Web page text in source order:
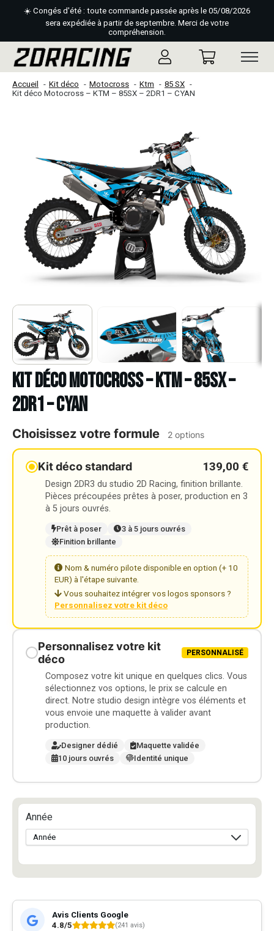
☀️ Congés d'été : toute commande passée après le 05/08/2026
sera expédiée à partir de septembre. Merci de votre
compréhension.
Accueil Kit déco Motocross Ktm
85 SX
Kit déco Motocross – KTM – 85SX – 2DR1 – CYAN
Kit déco Motocross – KTM – 85SX –
2DR1 – CYAN
Choisissez votre formule 2 options
Kit déco standard 139,00 €
Design 2DR3 du studio 2D Racing, finition brillante.
Pièces précoupées prêtes à poser, production en 3
à 5 jours ouvrés.
Prêt à poser
3 à 5 jours ouvrés
Finition brillante
Nom & numéro pilote disponible en option (+ 10
EUR) à l'étape suivante.
Vous souhaitez intégrer vos logos sponsors ?
Personnalisez votre kit déco
Personnalisez votre kit
déco
PERSONNALISÉ
Composez votre kit unique en quelques clics. Vous
sélectionnez vos options, le prix se calcule en
direct. Notre studio design intègre vos éléments et
vous envoie une maquette à valider avant
production.
Designer dédié
Maquette validée
10 jours ouvrés
Identité unique
Année
Avis Clients Google
4.8/5
(241 avis)